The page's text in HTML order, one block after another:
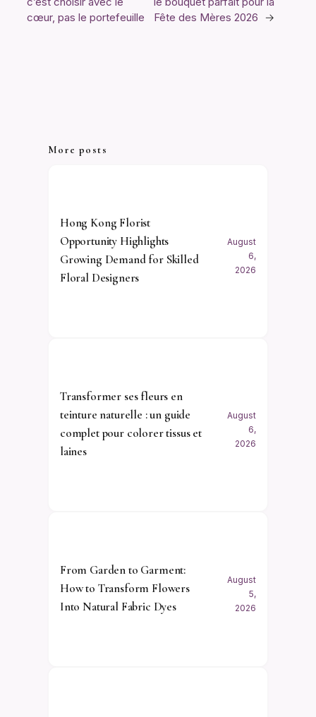
cœur, pas le portefeuille
Fête des Mères 2026
→
More posts
Hong Kong Florist
Opportunity Highlights
Growing Demand for Skilled
Floral Designers
August
6,
2026
Transformer ses fleurs en
teinture naturelle : un guide
complet pour colorer tissus et
laines
August
6,
2026
From Garden to Garment:
How to Transform Flowers
Into Natural Fabric Dyes
August
5,
2026